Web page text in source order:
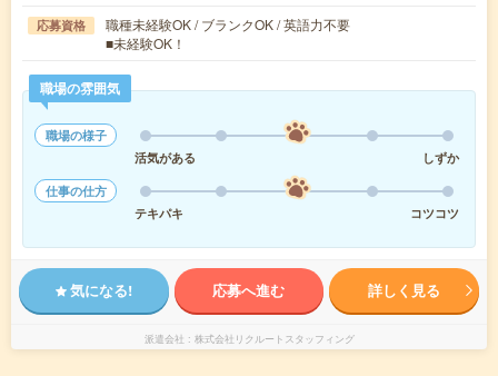
応募資格
職種未経験OK / ブランクOK / 英語力不要
■未経験OK！
職場の雰囲気
職場の様子
活気がある
しずか
仕事の仕方
テキパキ
コツコツ
気になる! 応募へ進む 詳しく見る
派遣会社 株式会社リクルートスタッフィング